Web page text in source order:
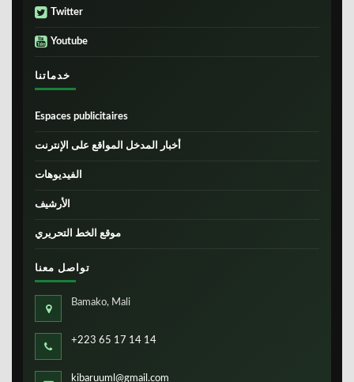
Twitter
Youtube
خدماتنا
Espaces publicitaires
أخبار المدخل المواقع على الإنترنت
الفيديوهات
الأرشيف
موقع الخط التحريري
تواصل معنا
Bamako, Mali
+223 65 17 14 14
kibaruuml@gmail.com